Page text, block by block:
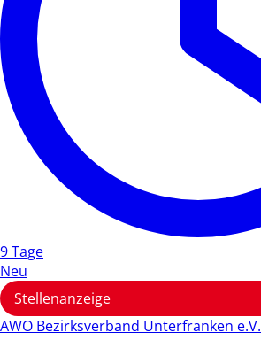
9 Tage
Neu
Stellenanzeige
AWO Bezirksverband Unterfranken e.V.